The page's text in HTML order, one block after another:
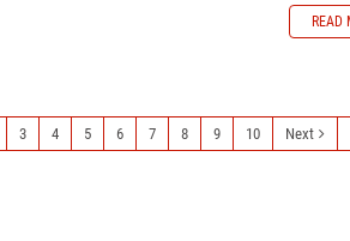
READ
3 4 5 6 7 8 9 10 Next